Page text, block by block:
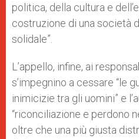
politica, della cultura e
costruzione di una società
solidale”.
L’appello, infine, ai
s’impegnino a cessare “le
inimicizie tra gli uomini” e
“riconciliazione e perdono
oltre che una più giusta